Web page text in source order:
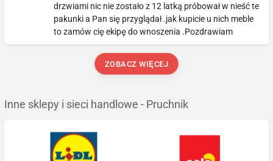
drzwiami nic nie zostało z 12 latką próbował w nieść te
pakunki a Pan się przyglądał .jak kupicie u nich meble
to zamów cię ekipę do wnoszenia .Pozdrawiam
ZOBACZ WIĘCEJ
Inne sklepy i sieci handlowe - Pruchnik